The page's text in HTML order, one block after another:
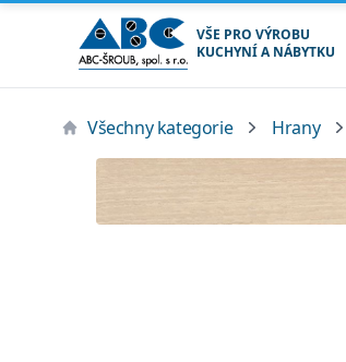
ABC ŠROUB, spol. s r.o.
VŠE PRO VÝROBU
KUCHYNÍ A NÁBYTKU
Všechny kategorie Hrany